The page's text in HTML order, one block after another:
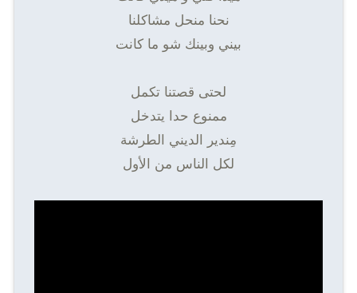
نحنا منحل مشاكلنا
بيني وبينك شو ما كانت
لحتى قصتنا تكمل
ممنوع حدا يتدخل
مِندير الديني الطرشة
لكل الناس من الأول